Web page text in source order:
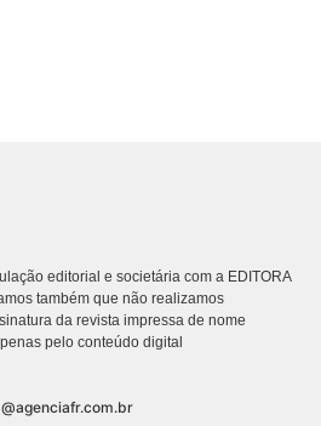
editorial e societária com a EDITORA
também que não realizamos
da revista impressa de nome
pelo conteúdo digital